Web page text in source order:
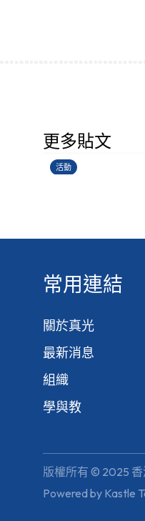
更多貼文
活動
28/06/2026
常用連結
關於真光
最新消息
組織
學與教
版權所有 © 2025
Powered by Kastle